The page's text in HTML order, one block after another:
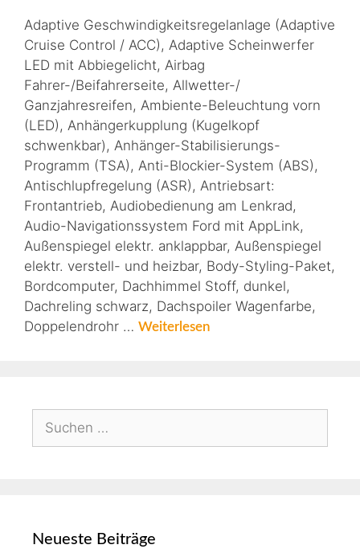
Adaptive Geschwindigkeitsregelanlage (Adaptive
Cruise Control / ACC), Adaptive Scheinwerfer
LED mit Abbiegelicht, Airbag
Fahrer-/Beifahrerseite, Allwetter-/
Ganzjahresreifen, Ambiente-Beleuchtung vorn
(LED), Anhängerkupplung (Kugelkopf
schwenkbar), Anhänger-Stabilisierungs-
Programm (TSA), Anti-Blockier-System (ABS),
Antischlupfregelung (ASR), Antriebsart:
Frontantrieb, Audiobedienung am Lenkrad,
Audio-Navigationssystem Ford mit AppLink,
Außenspiegel elektr. anklappbar, Außenspiegel
elektr. verstell- und heizbar, Body-Styling-Paket,
Bordcomputer, Dachhimmel Stoff, dunkel,
Dachreling schwarz, Dachspoiler Wagenfarbe,
Doppelendrohr … Weiterlesen
Neueste Beiträge